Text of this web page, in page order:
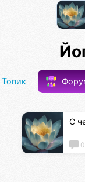
Топик
С